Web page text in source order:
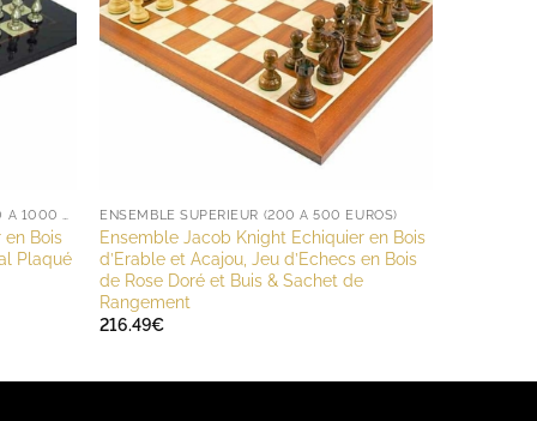
ENSEMBLE HAUT DE GAMME (DE 500 À 1000 EUROS)
Bois
Plaqué
ENSEMBLE SUPÉRIEUR (200 À 500 EUROS)
Ensemble Jacob Knight Echiquier en Bois
d’Erable et Acajou, Jeu d’Echecs en Bois
de Rose Doré et Buis & Sachet de
Rangement
216.49€